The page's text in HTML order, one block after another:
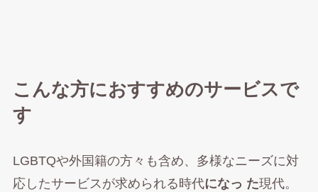
こんな方におすすめのサービスで
す
LGBTQや外国籍の方々も含め、多様なニーズに対
応したサービスが求められる時代になっ た現代。